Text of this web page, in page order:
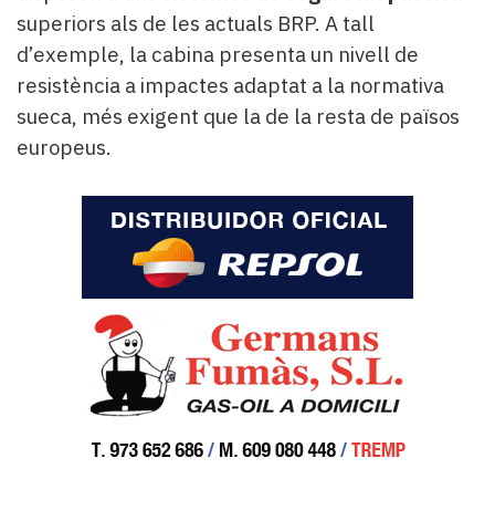
superiors als de les actuals BRP. A tall
d’exemple, la cabina presenta un nivell de
resistència a impactes adaptat a la normativa
sueca, més exigent que la de la resta de països
europeus.